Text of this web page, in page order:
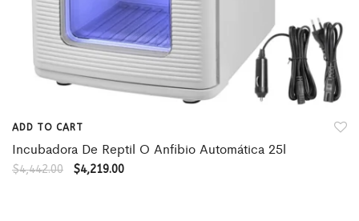
ADD TO CART
Incubadora De Reptil O Anfibio Automática 25l
$4,442.00 $4,219.00